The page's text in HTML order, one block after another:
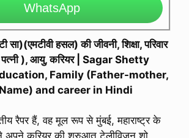
WhatsApp
सा)(एमटीवी हसल) की जीवनी, शिक्षा, परिवार
पत्नी ), आयु, करियर | Sagar Shetty
Family (Father-mother,
and career in Hindi
रैपर हैं, वह मूल रूप से मुंबई, महाराष्ट्र के